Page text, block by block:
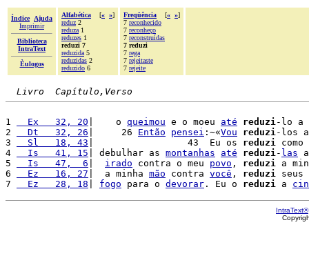
Índice
Ajuda
Imprimir
Biblioteca
IntraText
Èulogos
Alfabética [« »]
reduz 2
reduza 1
reduzes 1
reduzi 7
reduzida 5
reduzidas 2
reduzido 6
Freqüência [« »]
7 reconhecido
7 reconheço
7 reconstruídas
7 reduzi
7 rega
7 rejeitaste
7 rejeite
Livro  Capítulo,Verso
1
  Ex   32, 20
|    o queimou e o moeu até reduzi-lo a
2
  Dt   32, 26
|     26 Então pensei :~«Vou reduzi-los
3
  Sl   18, 43
|                 43  Eu os reduzi
4
  Is   41, 15
| debulhar as montanhas até reduzi- las
5
  Is   47,  6
irado contra o meu povo , reduzi a
6
  Ez   16, 27
|  a minha mão contra você , reduzi seus
7
  Ez   28, 18
fogo para o devorar . Eu o reduzi a
IntraText®